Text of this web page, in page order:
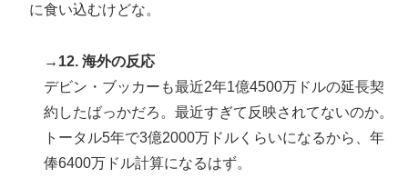
に食い込むけどな。
→12. 海外の反応
デビン・ブッカーも最近2年1億4500万ドルの延長契
約したばっかだろ。最近すぎて反映されてないのか。
トータル5年で3億2000万ドルくらいになるから、年
俸6400万ドル計算になるはず。